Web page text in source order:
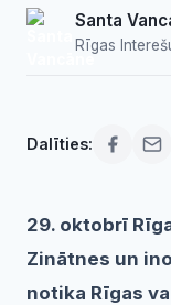
Santa
Rīgas
Dalīties:
29. oktobrī
Zinātnes un
notika Rīgas